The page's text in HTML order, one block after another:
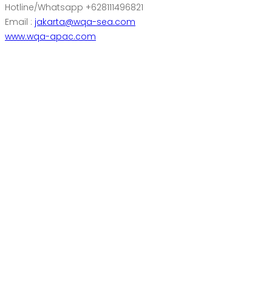
Hotline/Whatsapp +628111496821
Email : jakarta@wqa-sea.com
www.wqa-apac.com